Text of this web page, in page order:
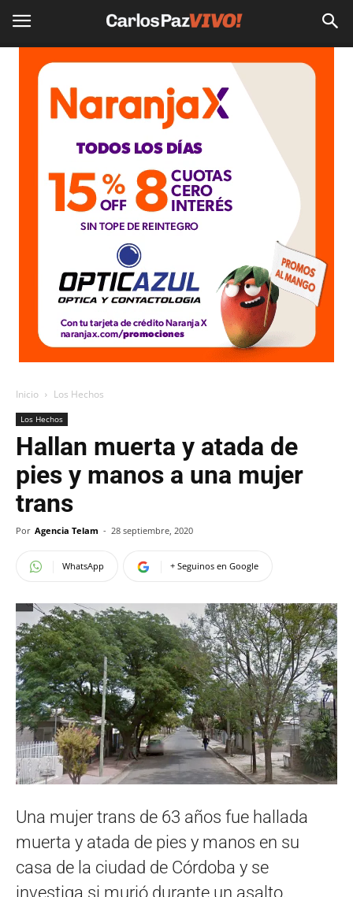
Inicio Los Hechos
Los Hechos
Hallan muerta y atada de
pies y manos a una mujer
trans
Por Agencia Telam - 28 septiembre, 2020
WhatsApp + Seguinos en Google
Una mujer trans de 63 años fue hallada
muerta y atada de pies y manos en su
casa de la ciudad de Córdoba y se
investiga si murió durante un asalto,